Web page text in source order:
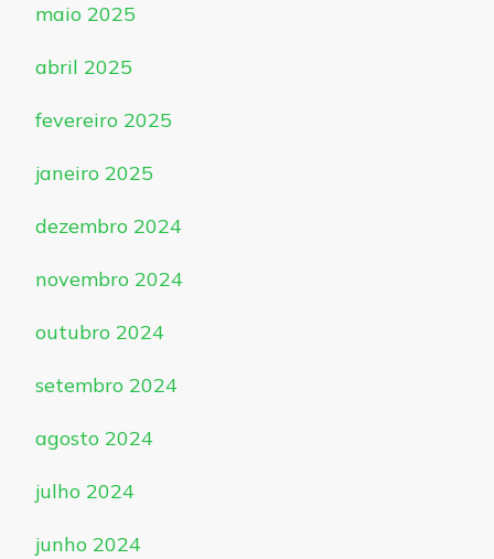
maio 2025
abril 2025
fevereiro 2025
janeiro 2025
dezembro 2024
novembro 2024
outubro 2024
setembro 2024
agosto 2024
julho 2024
junho 2024